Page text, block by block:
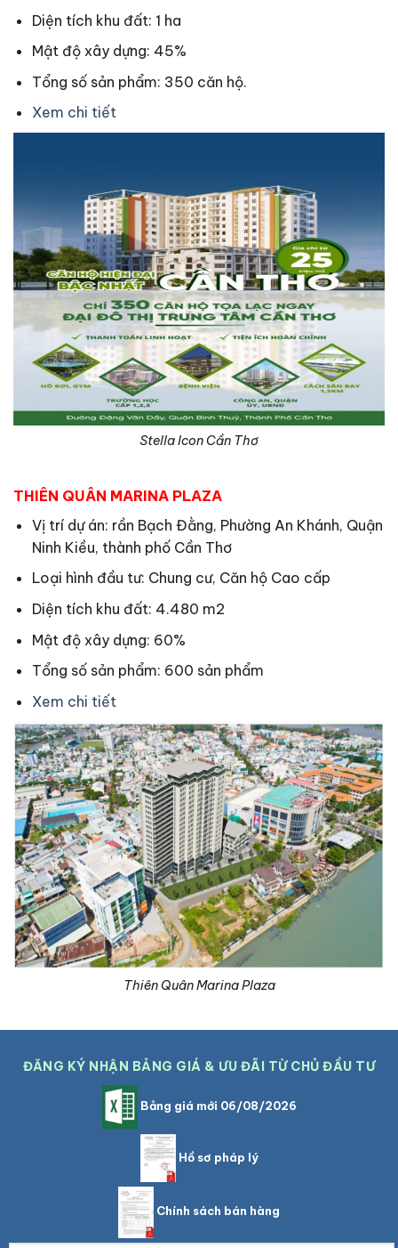
Diện tích khu đất: 1 ha
Mật độ xây dựng: 45%
Tổng số sản phẩm: 350 căn hộ.
Xem chi tiết
Stella Icon Cần Thơ
THIÊN QUÂN MARINA PLAZA
Vị trí dự án: rần Bạch Đằng, Phường An Khánh, Quận
Ninh Kiều, thành phố Cần Thơ
Loại hình đầu tư: Chung cư, Căn hộ Cao cấp
Diện tích khu đất: 4.480 m2
Mật độ xây dựng: 60%
Tổng số sản phẩm: 600 sản phẩm
Xem chi tiết
Thiên Quân Marina Plaza
ĐĂNG KÝ NHẬN BẢNG GIÁ & ƯU ĐÃI TỪ CHỦ ĐẦU TƯ
Bảng giá mới 06/08/2026
Hồ sơ pháp lý
Chính sách bán hàng